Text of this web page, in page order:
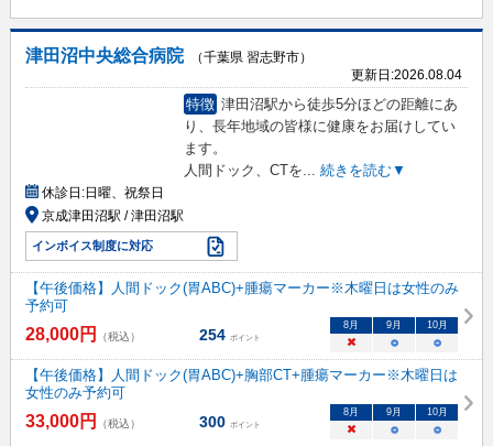
津田沼中央総合病院
（千葉県 習志野市）
更新日:2026.08.04
特徴 津田沼駅から徒歩5分ほどの距離にあ
り、長年地域の皆様に健康をお届けしてい
ます。
人間ドック、CTを
続きを読む▼
休診日:日曜、祝祭日
京成津田沼駅 / 津田沼駅
インボイス制度に対応
【午後価格】人間ドック(胃ABC)+腫瘍マーカー※木曜日は女性のみ
予約可
28,000円 （税込） 254 ポイント
8 月 9 月 10月
× ○ ○
【午後価格】人間ドック(胃ABC)+胸部CT+腫瘍マーカー※木曜日は
女性のみ予約可
33,000円 （税込） 300 ポイント
8 月 9 月 10月
× ○ ○